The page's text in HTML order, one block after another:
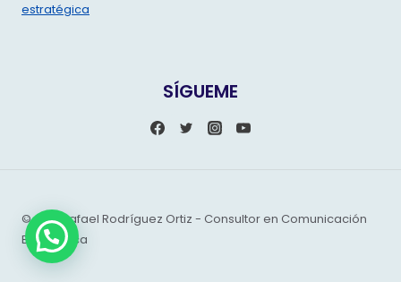
estratégica
SÍGUEME
© 2013 Rafael Rodríguez Ortiz - Consultor en Comunicación
Estratégica